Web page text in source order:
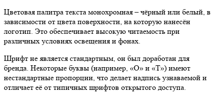
Цветовая палитра текста монохромная – чёрный или белый, в
зависимости от цвета поверхности, на которую нанесён
логотип. Это обеспечивает высокую читаемость при
различных условиях освещения и фонах.
Шрифт не является стандартным, он был доработан для
бренда. Некоторые буквы (например, «О» и «Т») имеют
нестандартные пропорции, что делает надпись узнаваемой и
отличает её от типичных шрифтов открытого доступа.